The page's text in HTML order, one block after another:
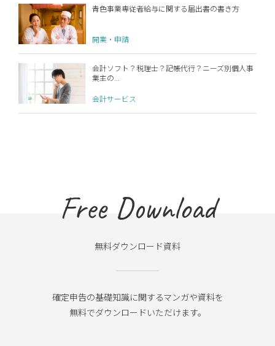
青色事業専従者給与に関する届出書の書き方
開業・申請
会計ソフト？税理士？記帳代行？ニーズ別個人事
業主の...
会計サービス
Free Download
無料ダウンロード資料
確定申告の基礎知識に関するマンガや資料を
無料でダウンロードいただけます。